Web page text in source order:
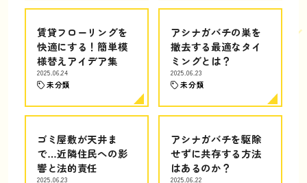
賃貸フローリングを
快適にする！簡単模
様替えアイデア集
2025.06.24
未分類
アシナガバチの巣を
撤去する最適なタイ
ミングとは？
2025.06.23
未分類
ゴミ屋敷が天井ま
で…近隣住民への影
響と法的責任
2025.06.23
アシナガバチを駆除
せずに共存する方法
はあるのか？
2025.06.22